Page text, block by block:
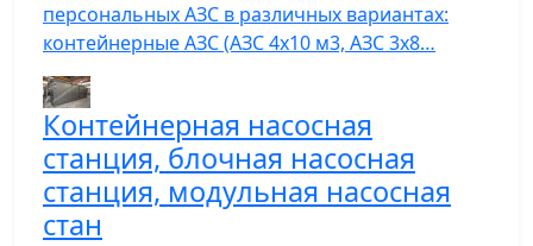
персональных АЗС в различных вариантах:
контейнерные АЗС (АЗС 4х10 м3, АЗС 3х8…
Контейнерная насосная
станция, блочная насосная
станция, модульная насосная
стан